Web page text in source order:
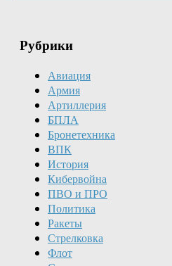
Рубрики
Авиация
Армия
Артиллерия
БПЛА
Бронетехника
ВПК
История
Кибервойна
ПВО и ПРО
Политика
Ракеты
Стрелковка
Флот